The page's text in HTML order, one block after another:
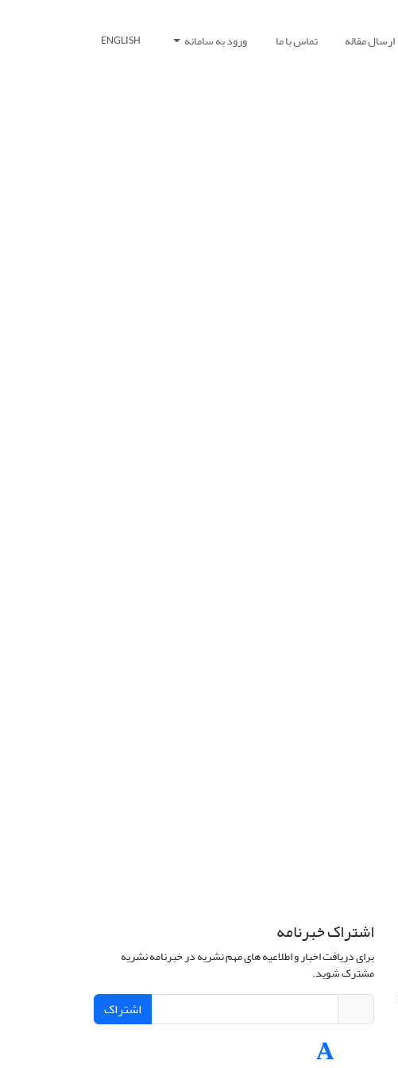
ارسال مقاله تماس با ما ورود به سامانه ENGLISH
اشتراک خبرنامه
برای دریافت اخبار و اطلاعیه های مهم نشریه در خبرنامه نشریه
مشترک شوید.
اشتراک